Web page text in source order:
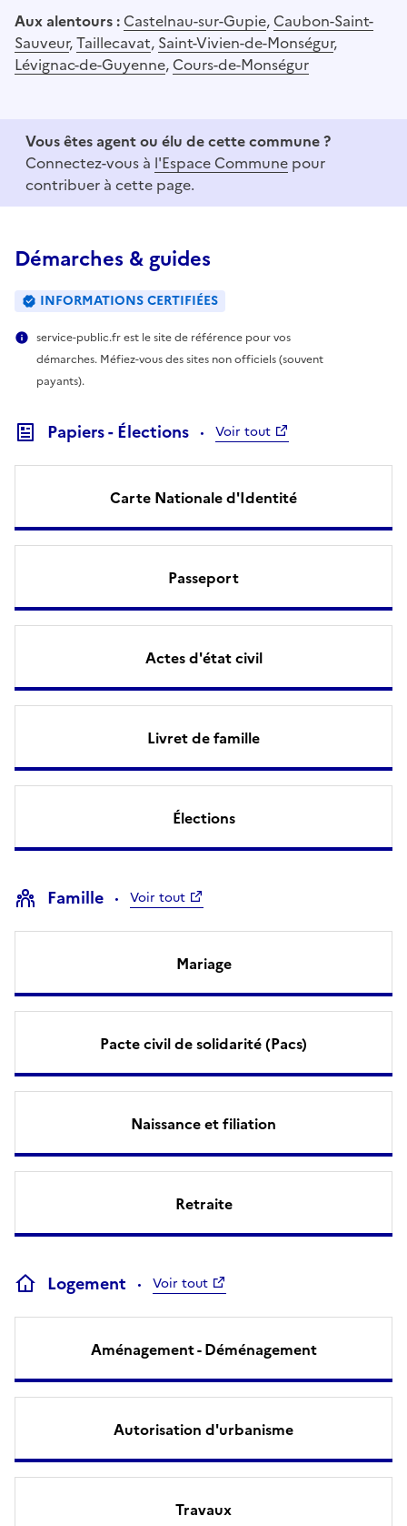
Aux alentours : Castelnau-sur-Gupie, Caubon-Saint-
Sauveur,Taillecavat, Saint-Vivien-de-Monségur,
Lévignac-de-Guyenne, Cours-de-Monségur
Vous êtes agent ou élu de cette commune ?
Connectez-vous à l'Espace Commune pour
contribuer à cette page.
Démarches & guides
INFORMATIONS CERTIFIÉES
service-public.fr est le site de référence pour vos
démarches. Méfiez-vous des sites non officiels (souvent
payants).
Papiers - Élections Voir tout
Carte Nationale d'Identité
Passeport
Actes d'état civil
Livret de famille
Élections
Famille Voir tout
Mariage
Pacte civil de solidarité (Pacs)
Naissance et filiation
Retraite
Logement Voir tout
Aménagement - Déménagement
Autorisation d'urbanisme
Travaux